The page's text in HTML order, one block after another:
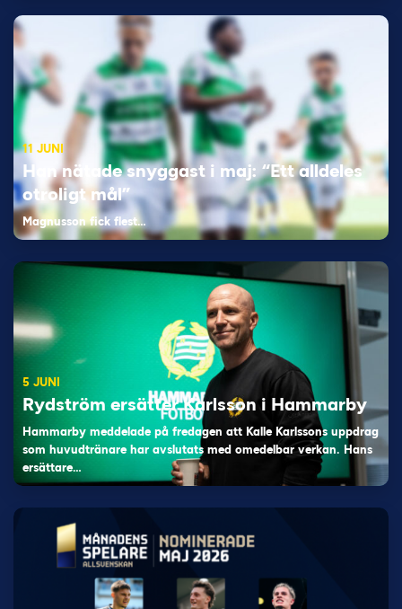
11 JUNI
Han nätade snyggast i maj: “Ett alldeles
otroligt mål”
Magnusson fick flest…
5 JUNI
Rydström ersätter Karlsson i Hammarby
Hammarby meddelade på fredagen att Kalle Karlssons uppdrag
som huvudtränare har avslutats med omedelbar verkan. Hans
ersättare…